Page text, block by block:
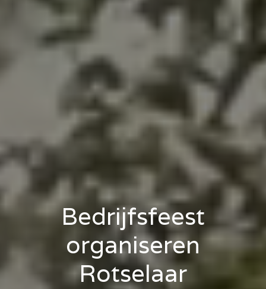
Bedrijfsfeest
organiseren
Rotselaar